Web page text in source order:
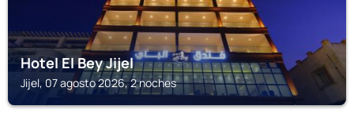
Hotel El Bey Jijel
Jijel, 07 agosto 2026, 2 noches